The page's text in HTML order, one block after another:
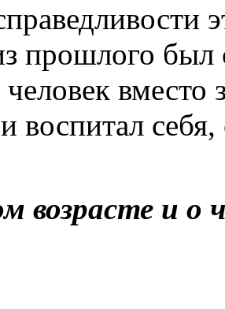
прошлого
вместо
воспитал
возрасте и о